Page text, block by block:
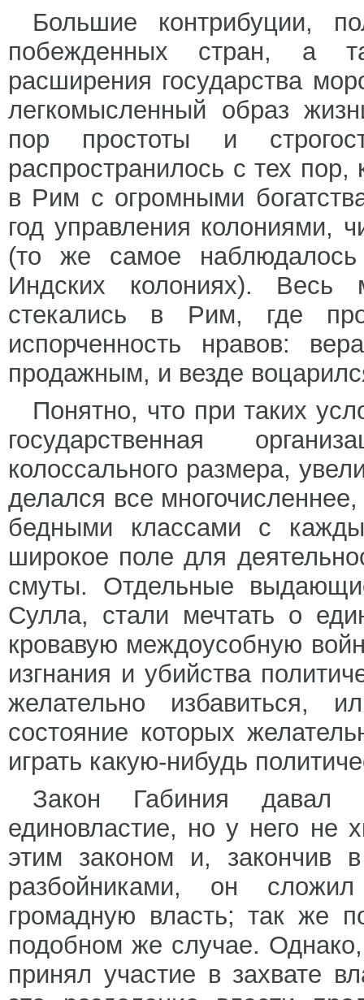
Большие контрибуции,
побежденных стран, а
расширения государства
легкомысленный образ
пор простоты и
распространилось с тех
в Рим с огромными
год управления колониями,
(то же самое
Индских колониях). Весь
стекались в Рим, где
испорченность нравов:
продажным, и везде
Понятно, что при таких
государственная
колоссального размера,
делался все
бедными классами с
широкое поле для
смуты. Отдельные
Сулла, стали мечтать о
кровавую междоусобную
изгнания и убийства
желательно избавиться,
состояние которых
играть какую-нибудь
Закон Габиния давал
единовластие, но у него не
этим законом и, закончив
разбойниками, он
громадную власть; так же
подобном же случае.
принял участие в захвате